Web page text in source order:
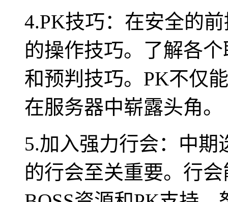
4.PK技巧：在安全的
的操作技巧。了解各
和预判技巧。PK不仅
在服务器中崭露头角。
5.加入强力行会：中
的行会至关重要。行